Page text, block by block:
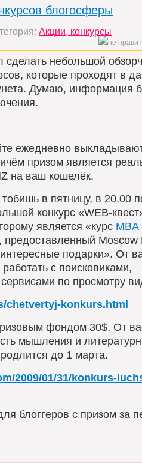
блогосферы
Акции, конкурсы
сделать небольшой
которые проходят в
Думаю, информация
ежедневно
призом является
на ваш кошелёк.
в пятницу, в 20.00
конкурс «WEB-
является «курс MBA
предоставленный Moscow
подарки». От
с поисковиками,
по просмотру
chetvertyj-konkurs.html
фондом 30$. От
мышления и
до 1 марта.
2009/01/31/konkurs-
блоггеров с призом за